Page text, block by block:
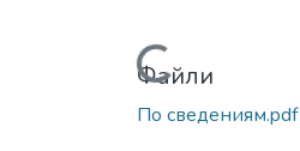
Вантажиться...
Файли
По сведениям.pdf